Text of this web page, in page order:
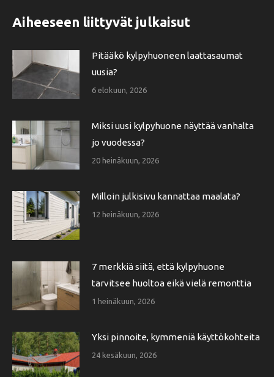
Aiheeseen liittyvät julkaisut
Pitääkö kylpyhuoneen laattasaumat
uusia?
6 elokuun, 2026
Miksi uusi kylpyhuone näyttää vanhalta
jo vuodessa?
20 heinäkuun, 2026
Milloin julkisivu kannattaa maalata?
12 heinäkuun, 2026
7 merkkiä siitä, että kylpyhuone
tarvitsee huoltoa eikä vielä remonttia
1 heinäkuun, 2026
Yksi pinnoite, kymmeniä käyttökohteita
24 kesäkuun, 2026